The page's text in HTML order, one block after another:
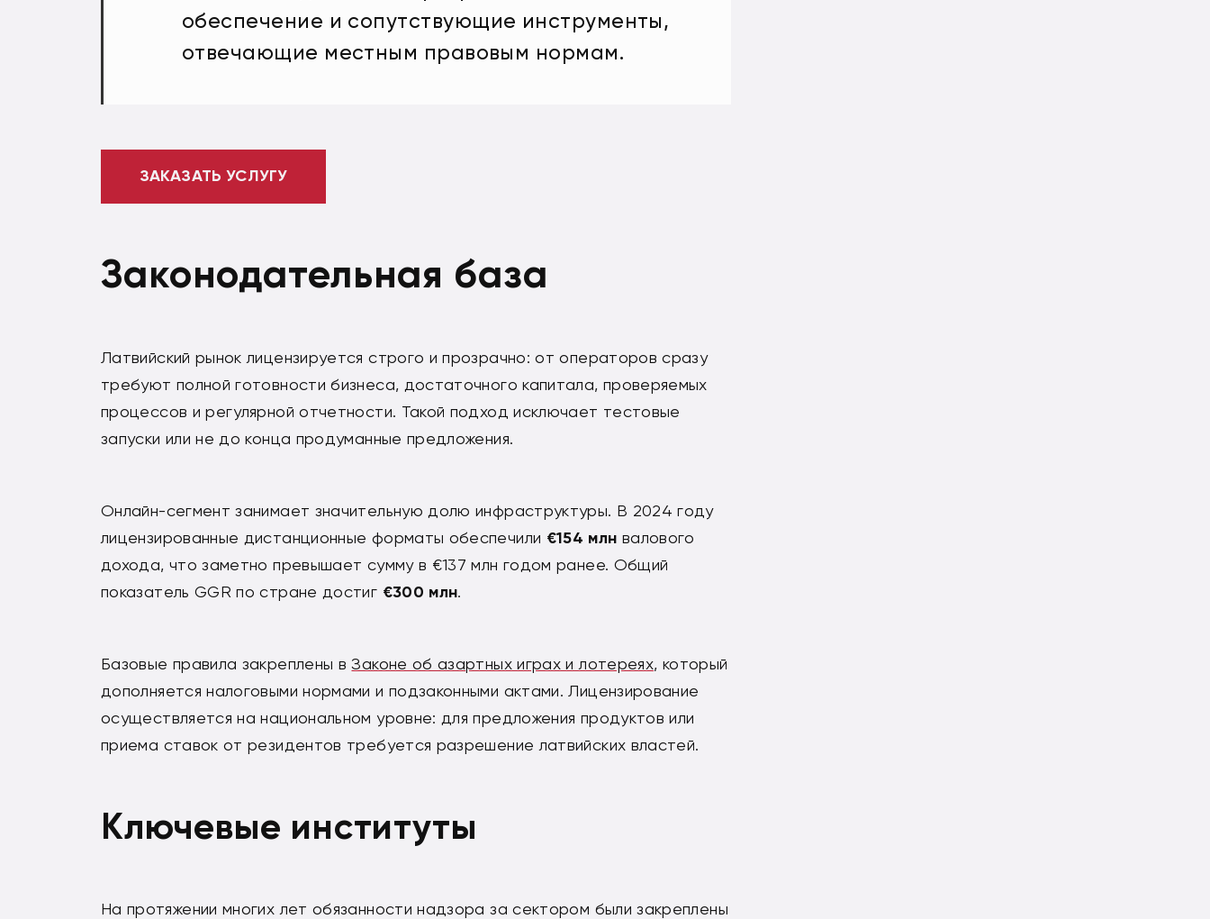
обеспечение и сопутствующие инструменты,
отвечающие местным правовым нормам.
ЗАКАЗАТЬ УСЛУГУ
Законодательная база
Латвийский рынок лицензируется строго и прозрачно: от операторов сразу
требуют полной готовности бизнеса, достаточного капитала, проверяемых
процессов и регулярной отчетности. Такой подход исключает тестовые
запуски или не до конца продуманные предложения.
Онлайн-сегмент занимает значительную долю инфраструктуры. В 2024 году
лицензированные дистанционные форматы обеспечили €154 млн валового
дохода, что заметно превышает сумму в €137 млн годом ранее. Общий
показатель GGR по стране достиг €300 млн.
Базовые правила закреплены вЗаконе об азартных играх и лотереях, который
дополняется налоговыми нормами и подзаконными актами. Лицензирование
осуществляется на национальном уровне: для предложения продуктов или
приема ставок от резидентов требуется разрешение латвийских властей.
Ключевые институты
На протяжении многих лет обязанности надзора за сектором были закреплены